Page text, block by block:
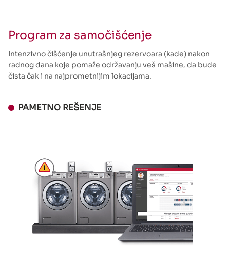
Program za samočišćenje
Intenzivno čišćenje unutrašnjeg rezervoara (kade) nakon
radnog dana koje pomaže održavanju veš mašine, da bude
čista čak i na najprometnijim lokacijama.
PAMETNO REŠENJE